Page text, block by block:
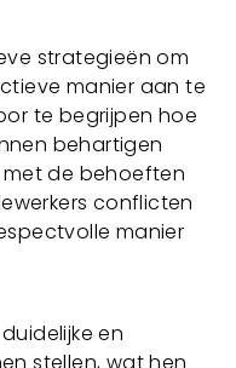
strategieën om
manier aan te
te begrijpen hoe
behartigen
met de behoeften
conflicten
manier
en